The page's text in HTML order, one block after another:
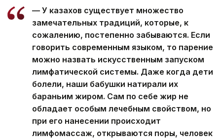
— У казахов существует множество
замечательных традиций, которые, к
сожалению, постепенно забываются. Если
говорить современным языком, то парение
можно назвать искусственным запуском
лимфатической системы. Даже когда дети
болели, наши бабушки натирали их
бараньим жиром. Сам по себе жир не
обладает особым лечебным свойством, но
при его нанесении происходит
лимфомассаж, открываются поры, человек